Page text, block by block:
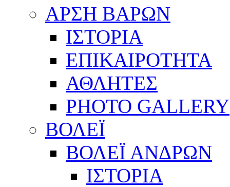
ΑΡΣΗ ΒΑΡΩΝ
ΙΣΤΟΡΙΑ
ΕΠΙΚΑΙΡΟΤΗΤΑ
ΑΘΛΗΤΕΣ
PHOTO GALLERY
ΒΟΛΕΪ
ΒΟΛΕΪ ΑΝΔΡΩΝ
ΙΣΤΟΡΙΑ